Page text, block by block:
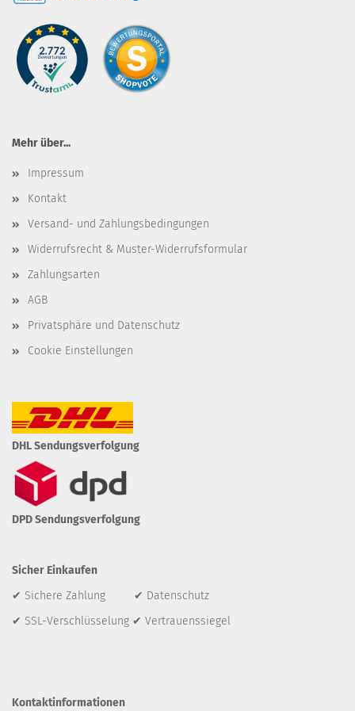
Mehr über...
Impressum
Kontakt
Versand- und Zahlungsbedingungen
Widerrufsrecht & Muster-Widerrufsformular
Zahlungsarten
AGB
Privatsphäre und Datenschutz
Cookie Einstellungen
DHL Sendungsverfolgung
DPD Sendungsverfolgung
Sicher Einkaufen
✔ Sichere Zahlung ✔ Datenschutz
✔ SSL-Verschlüsselung ✔ Vertrauenssiegel
Kontaktinformationen